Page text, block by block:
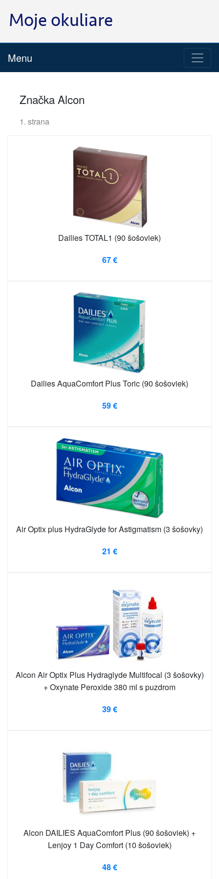
Menu
Značka Alcon
1. strana
Dailies TOTAL1 (90 šošoviek)
67 €
Dailies AquaComfort Plus Toric (90 šošoviek)
59 €
Air Optix plus HydraGlyde for Astigmatism (3 šošovky)
21 €
Alcon Air Optix Plus Hydraglyde Multifocal (3 šošovky)
+ Oxynate Peroxide 380 ml s puzdrom
39 €
Alcon DAILIES AquaComfort Plus (90 šošoviek) +
Lenjoy 1 Day Comfort (10 šošoviek)
48 €